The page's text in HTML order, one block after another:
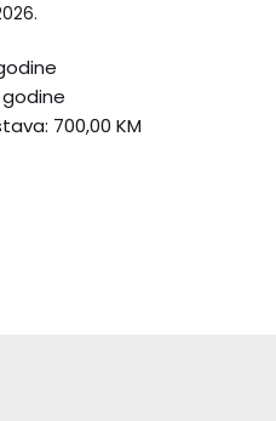
godine
700,00 KM